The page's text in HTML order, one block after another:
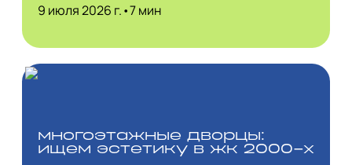
9 июля 2026 г.•7 мин
многоэтажные дворцы:
ищем эстетику в жк 2000-х